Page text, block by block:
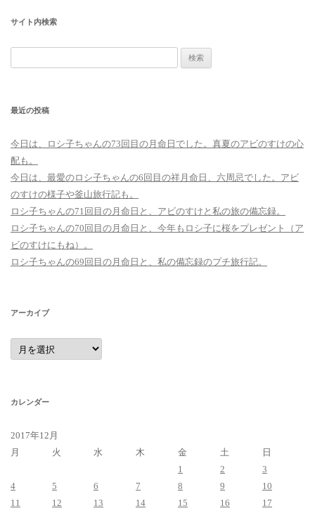
サイト内検索
索:
最近の投稿
今日は、ロシ子ちゃんの73回目の月命日でした。真夏のアビのすけの心
配も。
今日は、最愛のロシ子ちゃんの6回目の祥月命日、六周忌でした。アビ
のすけの様子や釜山旅行記も。
ロシ子ちゃんの71回目の月命日と、アビのすけと私の旅の備忘録。
ロシ子ちゃんの70回目の月命日と、今年もロシ子に桜をプレゼント（ア
ビのすけにもね）。
ロシ子ちゃんの69回目の月命日と、私の備忘録のプチ旅行記。
アーカイブ
ア
ー
カ
カレンダー
2017年12月
月
火 水 木 金 土
日
1
2
3
4
5 6 7 8 9
10
11
12 13 14 15 16
17